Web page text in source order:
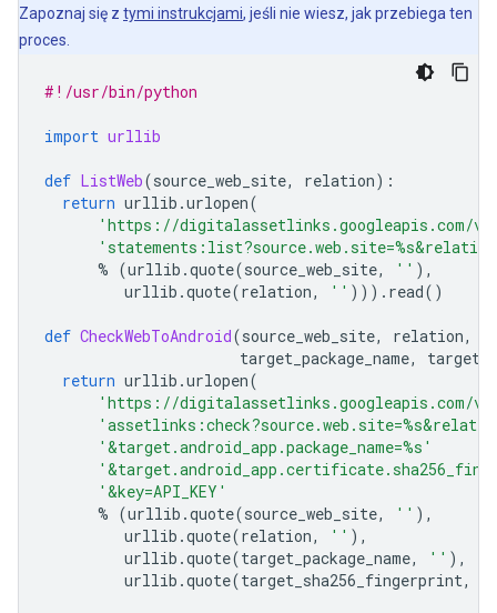
Zapoznaj się z tymi instrukcjami, jeśli nie wiesz, jak przebiega ten
proces.
#!/usr/bin/python
import urllib
def ListWeb(source_web_site, relation):
return urllib .urlopen(
'https://digitalassetlinks.googleapis.com/
'statements:list?source.web.site=%s
% (urllib .quote(source_web_site, '' ),
urllib .quote(relation, '' ))) . read()
def CheckWebToAndroid(source_web_site, relation,
target_package_name,
return urllib .urlopen(
'https://digitalassetlinks.googleapis.com/
'assetlinks:check?source.web.site=%s
'&target.android_app.package_name=%s '
'&key=API_KEY'
% (urllib .quote(source_web_site, '' ),
urllib .quote(relation, '' ),
urllib .quote(target_package_name, '' ),
urllib .quote(target_sha256_fingerprint,